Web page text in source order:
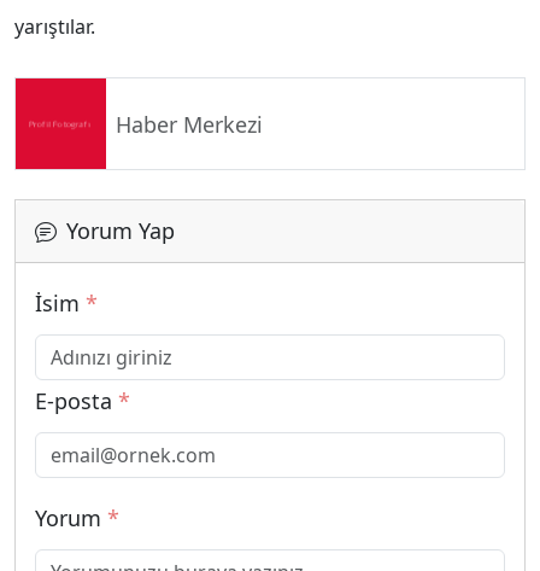
yarıştılar.
Haber Merkezi
Yorum Yap
İsim *
E-posta *
Yorum *